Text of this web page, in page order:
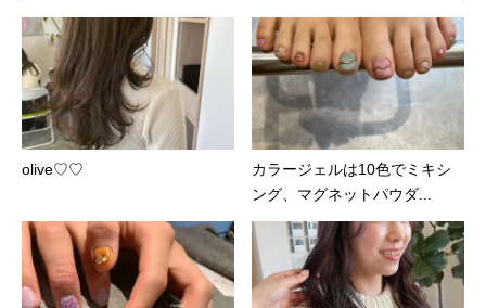
olive♡♡
カラージェルは10色でミキシ
ング、マグネットパウダ...